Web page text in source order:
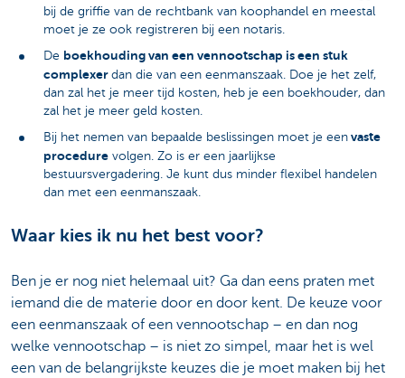
bij de griffie van de rechtbank van koophandel en meestal
moet je ze ook registreren bij een notaris.
De boekhouding van een vennootschap is een stuk
complexer dan die van een eenmanszaak. Doe je het zelf,
dan zal het je meer tijd kosten, heb je een boekhouder, dan
zal het je meer geld kosten.
Bij het nemen van bepaalde beslissingen moet je een vaste
procedure volgen. Zo is er een jaarlijkse
bestuursvergadering. Je kunt dus minder flexibel handelen
dan met een eenmanszaak.
Waar kies ik nu het best voor?
Ben je er nog niet helemaal uit? Ga dan eens praten met
iemand die de materie door en door kent. De keuze voor
een eenmanszaak of een vennootschap – en dan nog
welke vennootschap – is niet zo simpel, maar het is wel
een van de belangrijkste keuzes die je moet maken bij het